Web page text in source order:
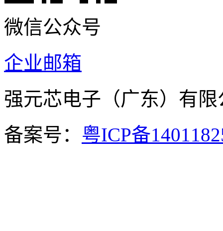
微信公众号
企业邮箱
强元芯电子（广东）
备案号： 粤ICP备